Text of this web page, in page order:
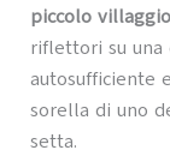
piccolo
riflettori su una
autosufficiente
sorella di uno
setta.